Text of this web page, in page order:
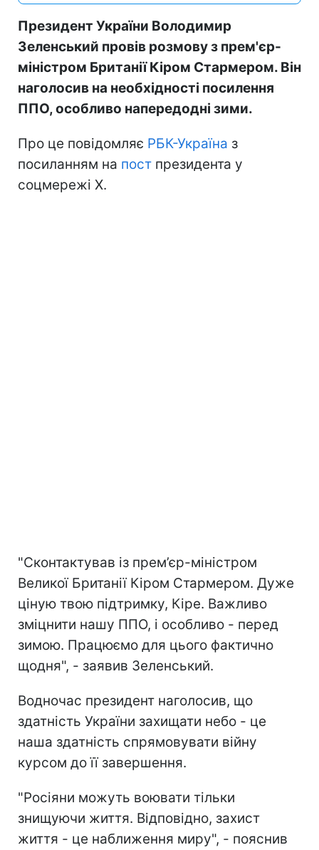
Президент України Володимир
Зеленський провів розмову з прем'єр-
міністром Британії Кіром Стармером. Він
наголосив на необхідності посилення
ППО, особливо напередодні зими.
Про це повідомляє РБК-Україна з
посиланням на пост президента у
соцмережі Х.
"Сконтактував із прем’єр-міністром
Великої Британії Кіром Стармером. Дуже
ціную твою підтримку, Кіре. Важливо
зміцнити нашу ППО, і особливо - перед
зимою. Працюємо для цього фактично
щодня", - заявив Зеленський.
Водночас президент наголосив, що
здатність України захищати небо - це
наша здатність спрямовувати війну
курсом до її завершення.
"Росіяни можуть воювати тільки
знищуючи життя. Відповідно, захист
життя - це наближення миру", - пояснив